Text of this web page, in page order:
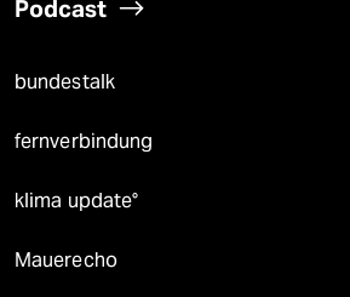
Podcast
bundestalk
fernverbindung
klima update°
Mauerecho